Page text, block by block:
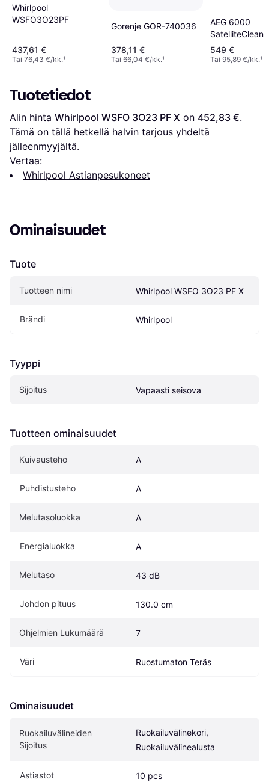
Whirlpool
WSFO3O23PF
437,61 €
Tai 76,43 €/kk.¹
Gorenje GOR-740036
378,11 €
Tai 66,04 €/kk.¹
AEG 6000
SatelliteClean
FFB62407ZW
549 €
Tai 95,89 €/kk.¹
Tuotetiedot
Alin hinta Whirlpool WSFO 3O23 PF X on 452,83 €.
Tämä on tällä hetkellä halvin tarjous yhdeltä
jälleenmyyjältä.
Vertaa:
Whirlpool Astianpesukoneet
Ominaisuudet
Tuote
Tuotteen nimi Whirlpool WSFO 3O23 PF X
Brändi Whirlpool
Tyyppi
Sijoitus Vapaasti seisova
Tuotteen ominaisuudet
Kuivausteho A
Puhdistusteho A
Melutasoluokka A
Energialuokka A
Melutaso 43 dB
Johdon pituus 130.0 cm
Ohjelmien Lukumäärä 7
Väri Ruostumaton Teräs
Ominaisuudet
Ruokailuvälineiden
Sijoitus
Ruokailuvälinekori,
Ruokailuvälinealusta
Astiastot 10 pcs